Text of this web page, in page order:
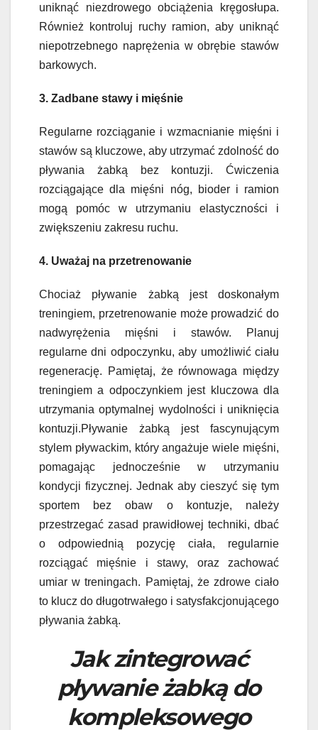
uniknąć niezdrowego obciążenia kręgosłupa.
Również kontroluj ruchy ramion, aby uniknąć
niepotrzebnego naprężenia w obrębie stawów
barkowych.
3. Zadbane stawy i mięśnie
Regularne rozciąganie i wzmacnianie mięśni i
stawów są kluczowe, aby utrzymać zdolność do
pływania żabką bez kontuzji. Ćwiczenia
rozciągające dla mięśni nóg, bioder i ramion
mogą pomóc w utrzymaniu elastyczności i
zwiększeniu zakresu ruchu.
4. Uważaj na przetrenowanie
Chociaż pływanie żabką jest doskonałym
treningiem, przetrenowanie może prowadzić do
nadwyrężenia mięśni i stawów. Planuj
regularne dni odpoczynku, aby umożliwić ciału
regenerację. Pamiętaj, że równowaga między
treningiem a odpoczynkiem jest kluczowa dla
utrzymania optymalnej wydolności i uniknięcia
kontuzji.Pływanie żabką jest fascynującym
stylem pływackim, który angażuje wiele mięśni,
pomagając jednocześnie w utrzymaniu
kondycji fizycznej. Jednak aby cieszyć się tym
sportem bez obaw o kontuzje, należy
przestrzegać zasad prawidłowej techniki, dbać
o odpowiednią pozycję ciała, regularnie
rozciągać mięśnie i stawy, oraz zachować
umiar w treningach. Pamiętaj, że zdrowe ciało
to klucz do długotrwałego i satysfakcjonującego
pływania żabką.
Jak zintegrować
pływanie żabką do
kompleksowego